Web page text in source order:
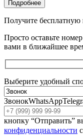
Подробнее
Получите бесплатную
Просто оставьте
вами в ближайшее
Выберите удобный
ЗвонокWhatsApp
кнопку “Отправить”
конфиденциальности